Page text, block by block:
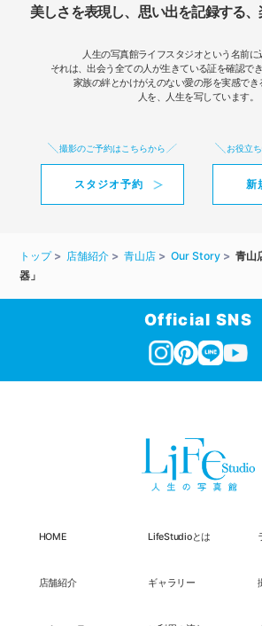
美しさを表現し、思い出を記録する
人生の写真館ライフスタジオという名前に
それは、出会う全ての人が生きている証を確認で
家族の絆とかけがえのない愛の形を実感でき
人を、人生を写しています。
撮影のご予約はこちらから
スタジオ予約
お役立
新
トップ 店舗紹介 青山店 Our Story
青山
器」
Official SNS
HOME LifeStudioとは
店舗紹介 ギャラリー